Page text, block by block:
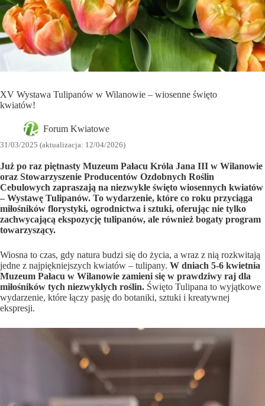
XV Wystawa Tulipanów w Wilanowie – wiosenne święto
kwiatów!
Forum Kwiatowe
31/03/2025 (aktualizacja: 12/04/2026)
Już po raz piętnasty Muzeum Pałacu Króla Jana III w Wilanowie
oraz Stowarzyszenie Producentów Ozdobnych Roślin
Cebulowych zapraszają na niezwykłe święto wiosennych kwiatów
– Wystawę Tulipanów. To wydarzenie, które co roku przyciąga
miłośników florystyki, ogrodnictwa i sztuki, oferując nie tylko
zachwycającą ekspozycję tulipanów, ale również bogaty program
towarzyszący.
Wiosna to czas, gdy natura budzi się do życia, a wraz z nią rozkwitają
jedne z najpiękniejszych kwiatów – tulipany. W dniach 5-6 kwietnia
Muzeum Pałacu w Wilanowie zamieni się w prawdziwy raj dla
miłośników tych niezwykłych roślin. Święto Tulipana to wyjątkowe
wydarzenie, które łączy pasję do botaniki, sztuki i kreatywnej
ekspresji.